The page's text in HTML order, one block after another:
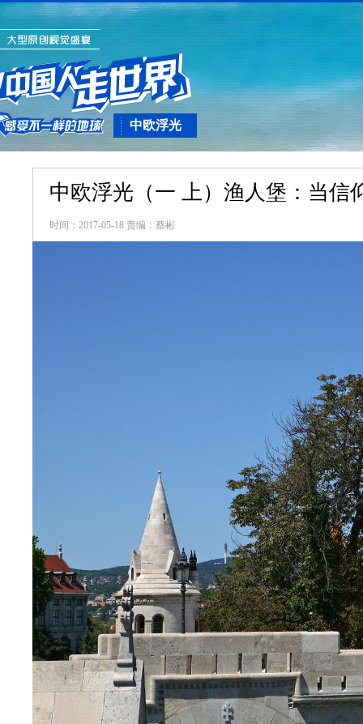
中欧浮光
中欧浮光（一 上）渔人堡：当信
时间：2017-05-18 责编：蔡彬